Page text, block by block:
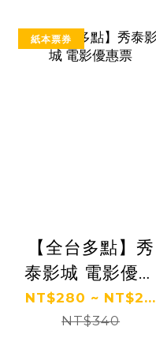
紙本票券
【全台多點】秀
泰影城 電影優惠
票
NT$280 ~ NT$2...
NT$340